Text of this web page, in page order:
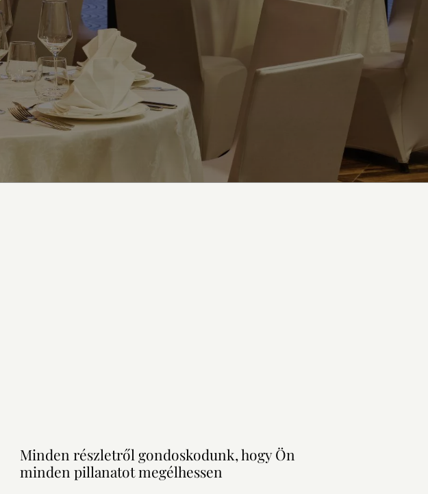
Minden részletről gondoskodunk, hogy Ön
minden pillanatot megélhessen